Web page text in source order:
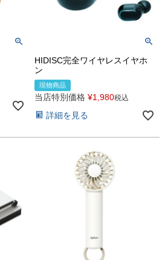
HIDISC完全ワイヤレスイヤホ
ン
現物商品
当店特別価格 ¥1,980税込
詳細を見る